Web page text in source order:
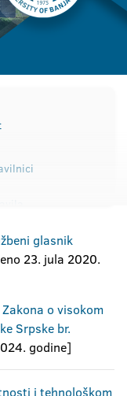
glasnik
23. jula 2020.
o visokom
Srpske br.
godine]
i tehnološkom